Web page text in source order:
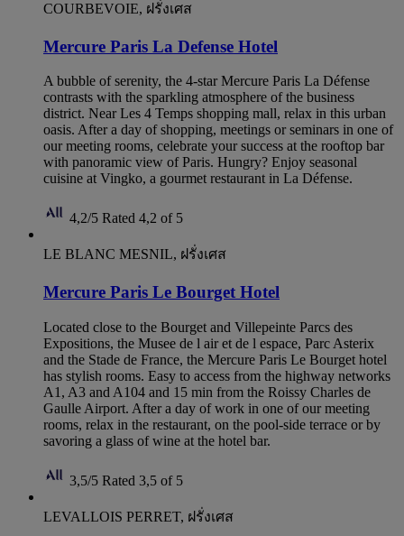
COURBEVOIE, ฝรั่งเศส
Mercure Paris La Defense Hotel
A bubble of serenity, the 4-star Mercure Paris La Défense
contrasts with the sparkling atmosphere of the business
district. Near Les 4 Temps shopping mall, relax in this urban
oasis. After a day of shopping, meetings or seminars in one of
our meeting rooms, celebrate your success at the rooftop bar
with panoramic view of Paris. Hungry? Enjoy seasonal
cuisine at Vingko, a gourmet restaurant in La Défense.
4,2/5 Rated 4,2 of 5
LE BLANC MESNIL, ฝรั่งเศส
Mercure Paris Le Bourget Hotel
Located close to the Bourget and Villepeinte Parcs des
Expositions, the Musee de l air et de l espace, Parc Asterix
and the Stade de France, the Mercure Paris Le Bourget hotel
has stylish rooms. Easy to access from the highway networks
A1, A3 and A104 and 15 min from the Roissy Charles de
Gaulle Airport. After a day of work in one of our meeting
rooms, relax in the restaurant, on the pool-side terrace or by
savoring a glass of wine at the hotel bar.
3,5/5 Rated 3,5 of 5
LEVALLOIS PERRET, ฝรั่งเศส